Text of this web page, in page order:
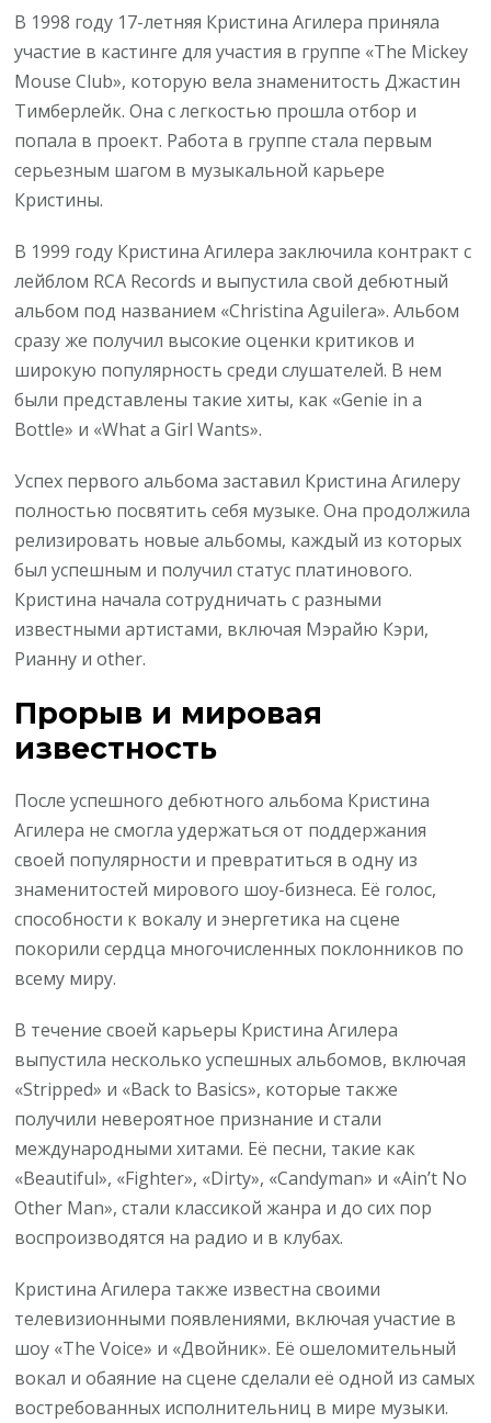
В 1998 году 17-летняя Кристина Агилера приняла
участие в кастинге для участия в группе «The Mickey
Mouse Club», которую вела знаменитость Джастин
Тимберлейк. Она с легкостью прошла отбор и
попала в проект. Работа в группе стала первым
серьезным шагом в музыкальной карьере
Кристины.
В 1999 году Кристина Агилера заключила контракт с
лейблом RCA Records и выпустила свой дебютный
альбом под названием «Christina Aguilera». Альбом
сразу же получил высокие оценки критиков и
широкую популярность среди слушателей. В нем
были представлены такие хиты, как «Genie in a
Bottle» и «What a Girl Wants».
Успех первого альбома заставил Кристина Агилеру
полностью посвятить себя музыке. Она продолжила
релизировать новые альбомы, каждый из которых
был успешным и получил статус платинового.
Кристина начала сотрудничать с разными
известными артистами, включая Мэрайю Кэри,
Рианну и other.
Прорыв и мировая
известность
После успешного дебютного альбома Кристина
Агилера не смогла удержаться от поддержания
своей популярности и превратиться в одну из
знаменитостей мирового шоу-бизнеса. Её голос,
способности к вокалу и энергетика на сцене
покорили сердца многочисленных поклонников по
всему миру.
В течение своей карьеры Кристина Агилера
выпустила несколько успешных альбомов, включая
«Stripped» и «Back to Basics», которые также
получили невероятное признание и стали
международными хитами. Её песни, такие как
«Beautiful», «Fighter», «Dirty», «Candyman» и «Ain’t No
Other Man», стали классикой жанра и до сих пор
воспроизводятся на радио и в клубах.
Кристина Агилера также известна своими
телевизионными появлениями, включая участие в
шоу «The Voice» и «Двойник». Её ошеломительный
вокал и обаяние на сцене сделали её одной из самых
востребованных исполнительниц в мире музыки.